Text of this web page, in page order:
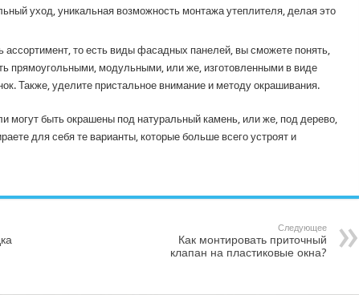
уход, уникальная возможность монтажа утеплителя, делая это
ассортимент, то есть виды фасадных панелей, вы сможете понять,
прямоугольными, модульными, или же, изготовленными в виде
Также, уделите пристальное внимание и методу окрашивания.
могут быть окрашены под натуральный камень, или же, под дерево,
для себя те варианты, которые больше всего устроят и
Следующее
Как монтировать приточный
клапан на пластиковые окна?